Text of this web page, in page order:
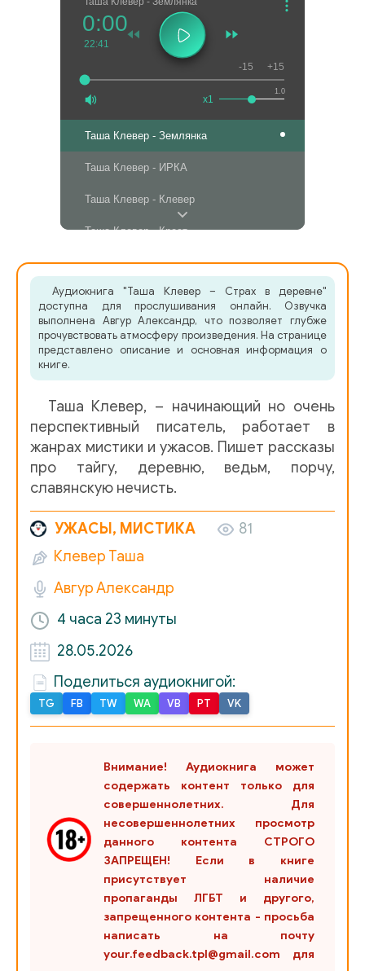
0:00
22:41
1.0
x1
-15 +15
Таша Клевер - Землянка
Таша Клевер - ИРКА
Таша Клевер - Клевер
Таша Клевер - Крест
Таша Клевер - Кузьма
Таша Клевер - Отродье
Таша Клевер - Свиная голова
Аудиокнига "Таша Клевер – Страх в деревне"
доступна для прослушивания онлайн. Озвучка
выполнена Авгур Александр, что позволяет глубже
прочувствовать атмосферу произведения. На странице
представлено описание и основная информация о
книге.
Таша Клевер, – начинающий но очень
перспективный писатель, работает в
жанрах мистики и ужасов. Пишет рассказы
про тайгу, деревню, ведьм, порчу,
славянскую нечисть.
УЖАСЫ, МИСТИКА
81
Клевер Таша
Авгур Александр
4 часа 23 минуты
28.05.2026
Поделиться аудиокнигой:
TG FB TW WA VB PT VK
Внимание! Аудиокнига может
содержать контент только для
совершеннолетних. Для
несовершеннолетних просмотр
данного контента СТРОГО
ЗАПРЕЩЕН! Если в книге
присутствует наличие
пропаганды ЛГБТ и другого,
запрещенного контента - просьба
написать на почту
your.feedback.tpl@gmail.com для